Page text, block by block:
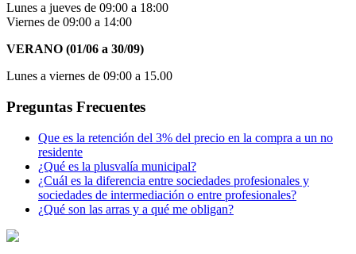
Lunes a jueves de 09:00 a 18:00
Viernes de 09:00 a 14:00
VERANO (01/06 a 30/09)
Lunes a viernes de 09:00 a 15.00
Preguntas Frecuentes
Que es la retención del 3% del precio en la compra a un no
residente
¿Qué es la plusvalía municipal?
¿Cuál es la diferencia entre sociedades profesionales y
sociedades de intermediación o entre profesionales?
¿Qué son las arras y a qué me obligan?